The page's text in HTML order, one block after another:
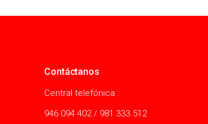
Contáctanos
Central telefónica :
946 094 402 / 981 333 512